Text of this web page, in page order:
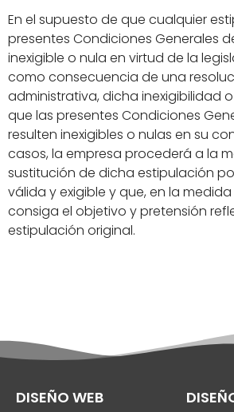
En el supuesto de que cualquier
presentes Condiciones Generales
inexigible o nula en virtud de la
como consecuencia de una
administrativa, dicha inexigibilidad
que las presentes Condiciones
resulten inexigibles o nulas en su
casos, la empresa procederá a la
sustitución de dicha estipulación
válida y exigible y que, en la
consiga el objetivo y pretensión
estipulación original.
DISEÑO WEB